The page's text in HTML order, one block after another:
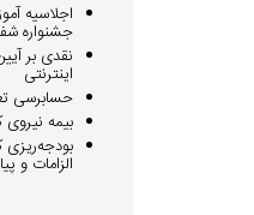
اجلاسیه
جشنواره
نقدی بر
اینترنتی
حسابرسی
بیمه نیروی
الزامات و